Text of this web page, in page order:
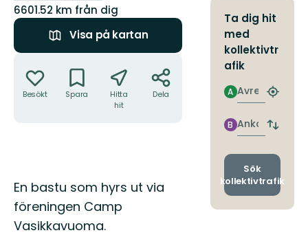
6601.52 km från dig
Visa på kartan
Besökt Spara
Hitta
hit
Dela
Beskrivning
En bastu som hyrs ut via
föreningen Camp
Vasikkavuoma.
Ta dig hit
med
kollektivtr
afik
Avresa
A
Hitta
Ankomst
B
Byt
och
Sök
kollektivtrafik